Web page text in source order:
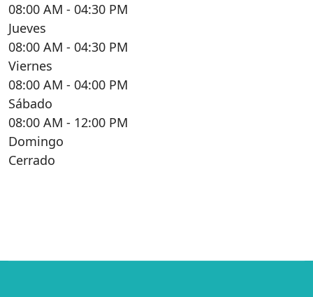
08:00 AM - 04:30 PM
Jueves
08:00 AM - 04:30 PM
Viernes
08:00 AM - 04:00 PM
Sábado
08:00 AM - 12:00 PM
Domingo
Cerrado